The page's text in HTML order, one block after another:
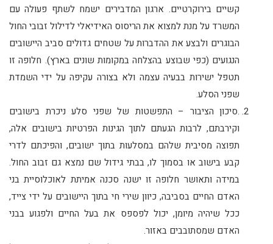
קשיים בירוקרטיים. ארגון המדבירים ישמח לשתף פעולה עם
המשרד על מנת למצוא את הריסוס האידיאלי לדילול זבובי החול
הבוגרים ולבצע את ההדברות על שטחים גדולים סביב היישובים
הנגועים (כפי שבוצע בהצלחה במקומות שונים בארץ). חלופה זו
תטפל ישירות בבעיה עצמה ולא בצורה עקיפה על ידי השמדת
שפני הסלע.
.סיכון הציבור – התפשטות של שפני סלע ניכרת בישובים
וקירבתם, לרבות הגעתם לתוך הגינות הפרטיות בישובים אלה,
תפוצה מסיבית שלהם במסלעות בתוך ישובים, והפיכתם לדרי
קבע בישוב או בסמוך לו, בבתי גידול שם נמצא גם זבוב החול.
במידה ותאושר חלופה זו ישנה סכנה אמיתת לאוכלוסיית בני
האדם החיים בסביבה, כיוון שירי חי בתוך היישובים על ידי צייד,
ככל שיהיה מיומן, יכול לפספס את בעל החיים ולפגוע בבני
האדם שמסתובבים באזור.